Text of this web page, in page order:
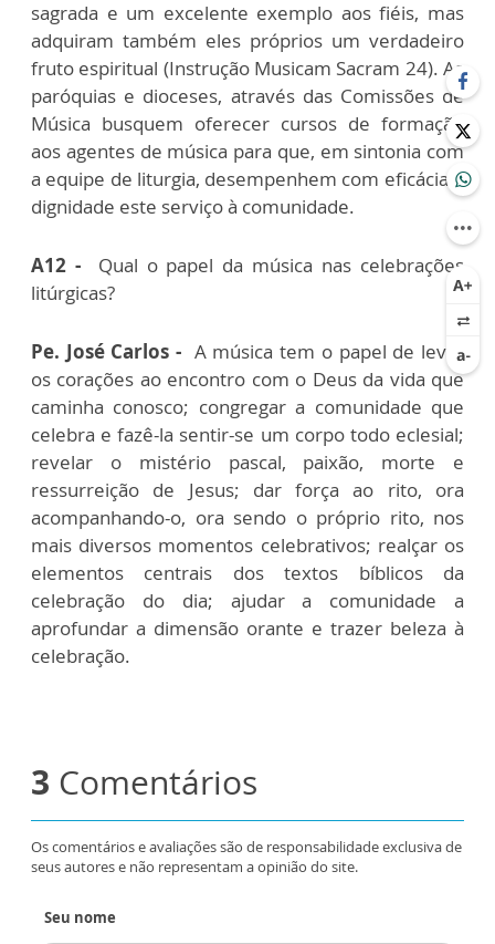
sagrada e um excelente exemplo aos fiéis, mas
adquiram também eles próprios um verdadeiro
fruto espiritual (Instrução Musicam Sacram 24). As
paróquias e dioceses, através das Comissões de
Música busquem oferecer cursos de formação
aos agentes de música para que, em sintonia com
a equipe de liturgia, desempenhem com eficácia e
dignidade este serviço à comunidade.
A12 -Qual o papel da música nas celebrações
litúrgicas?
Pe. José Carlos - A música tem o papel de levar
os corações ao encontro com o Deus da vida que
caminha conosco; congregar a comunidade que
celebra e fazê-la sentir-se um corpo todo eclesial;
revelar o mistério pascal, paixão, morte e
ressurreição de Jesus; dar força ao rito, ora
acompanhando-o, ora sendo o próprio rito, nos
mais diversos momentos celebrativos; realçar os
elementos centrais dos textos bíblicos da
celebração do dia; ajudar a comunidade a
aprofundar a dimensão orante e trazer beleza à
celebração.
3 Comentários
Os comentários e avaliações são de responsabilidade exclusiva de
seus autores e não representam a opinião do site.
Seu nome